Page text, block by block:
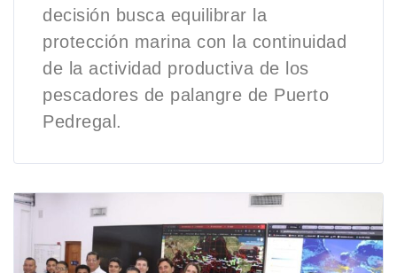
decisión busca equilibrar la
protección marina con la continuidad
de la actividad productiva de los
pescadores de palangre de Puerto
Pedregal.